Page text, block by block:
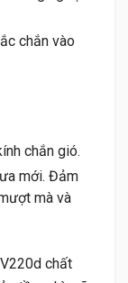
chắn vào
chắn gió.
mới. Đảm
mà và
chất